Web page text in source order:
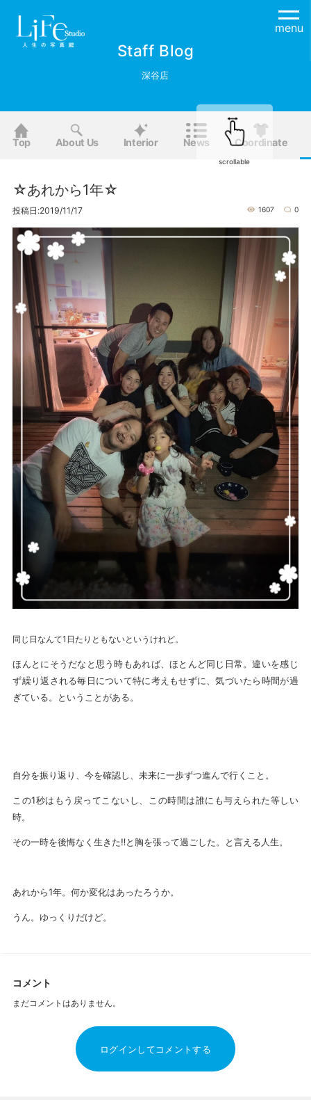
menu
Staff Blog
深谷店
Top About Us Interior News Coordinate
scrollable
☆あれから1年☆
投稿日:2019/11/17 1607 0
同じ日なんて1日たりともないというけれど。
ほんとにそうだなと思う時もあれば、ほとんど同じ日常。違いを感じ
ず繰り返される毎日について特に考えもせずに、気づいたら時間が過
ぎている。ということがある。
自分を振り返り、今を確認し、未来に一歩ずつ進んで行くこと。
この1秒はもう戻ってこないし、この時間は誰にも与えられた等しい
時。
その一時を後悔なく生きた‼︎と胸を張って過ごした。と言える人生。
あれから1年。何か変化はあったろうか。
うん。ゆっくりだけど。
コメント
まだコメントはありません。
ログインしてコメントする